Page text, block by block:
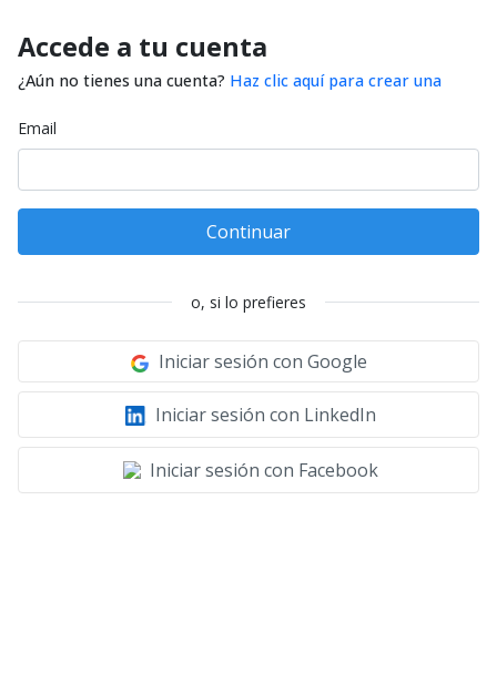
Accede a tu cuenta
¿Aún no tienes una cuenta? Haz clic aquí para crear una
Email
Continuar
o, si lo prefieres
Iniciar sesión con Google
Iniciar sesión con LinkedIn
Iniciar sesión con Facebook